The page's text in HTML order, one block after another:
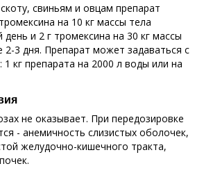
свиньям и овцам препарат
на 10 кг массы тела
и 2 г тромексина на 30 кг массы
3 дня. Препарат может задаваться с
кг препарата на 2000 л воды или на
не оказывает. При передозировке
- анемичность слизистых оболочек,
желудочно-кишечного тракта,